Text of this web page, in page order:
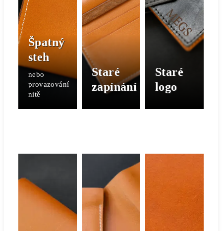
Špatný
steh
nebo
provazování
nitě
Staré
zapínání
Staré
logo